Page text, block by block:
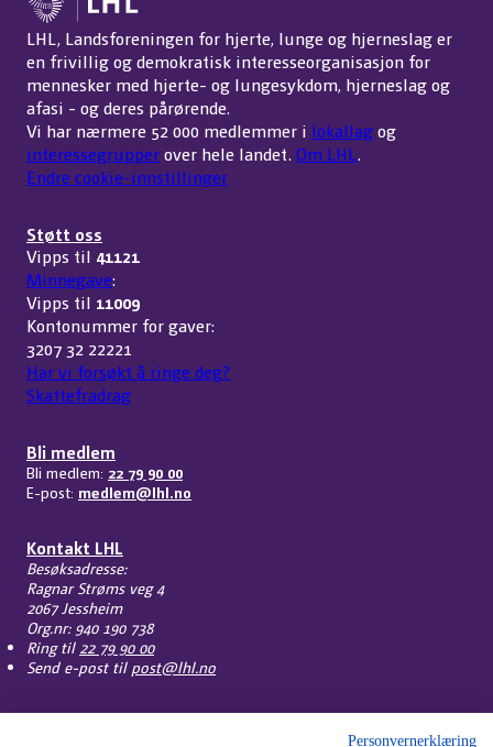
LHL, Landsforeningen for hjerte, lunge og hjerneslag er
en frivillig og demokratisk interesseorganisasjon for
mennesker med hjerte- og lungesykdom, hjerneslag og
afasi - og deres pårørende.
Vi har nærmere 52 000 medlemmer i lokallagog
interessegrupperover hele landet. Om LHL.
Endre cookie-innstillinger
Støtt oss
Vipps til 41121
Minnegave:
Vipps til 11009
Kontonummer for gaver:
3207 32 22221
Har vi forsøkt å ringe deg?
Skattefradrag
Bli medlem
Bli medlem: 22 79 90 00
E-post: medlem@lhl.no
Kontakt LHL
Besøksadresse:
Ragnar Strøms veg 4
2067 Jessheim
Org.nr: 940 190 738
Ring til 22 79 90 00
Send e-post til post@lhl.no
Personvernerklæring